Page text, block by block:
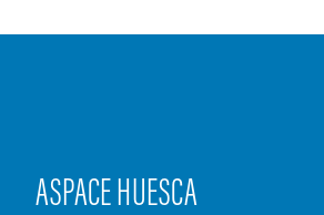
ASPACE HUESCA